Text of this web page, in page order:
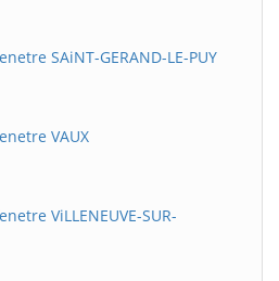
SAiNT-GERAND-LE-PUY
VAUX
ViLLENEUVE-SUR-